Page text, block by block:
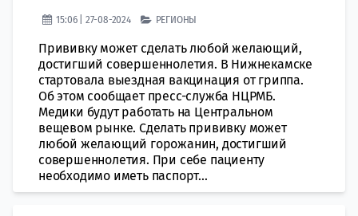
15:06 | 27-08-2024 РЕГИОНЫ
Прививку может сделать любой желающий,
достигший совершеннолетия. В Нижнекамске
стартовала выездная вакцинация от гриппа.
Об этом сообщает пресс-служба НЦРМБ.
Медики будут работать на Центральном
вещевом рынке. Сделать прививку может
любой желающий горожанин, достигший
совершеннолетия. При себе пациенту
необходимо иметь паспорт...